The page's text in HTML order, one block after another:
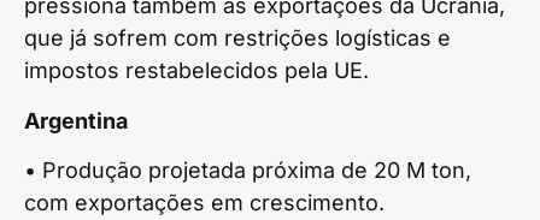
pressiona também as exportações da Ucrânia,
que já sofrem com restrições logísticas e
impostos restabelecidos pela UE.
Argentina
• Produção projetada próxima de 20 M ton,
com exportações em crescimento.